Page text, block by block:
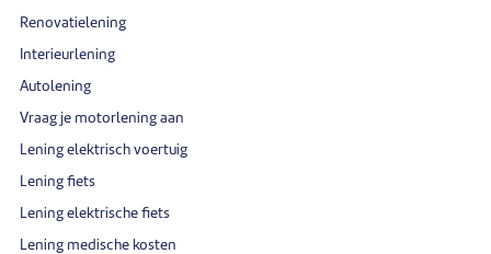
Renovatielening
Interieurlening
Autolening
Vraag je motorlening aan
Lening elektrisch voertuig
Lening fiets
Lening elektrische fiets
Lening medische kosten